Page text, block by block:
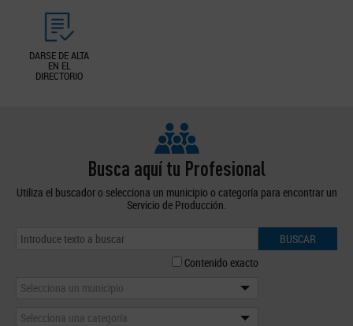
DARSE DE ALTA
EN EL
DIRECTORIO
Busca aquí tu Profesional
Utiliza el buscador o selecciona un municipio o categoría para encontrar un
Servicio de Producción.
BUSCAR
Contenido exacto
Selecciona un municipio
Selecciona una categoría